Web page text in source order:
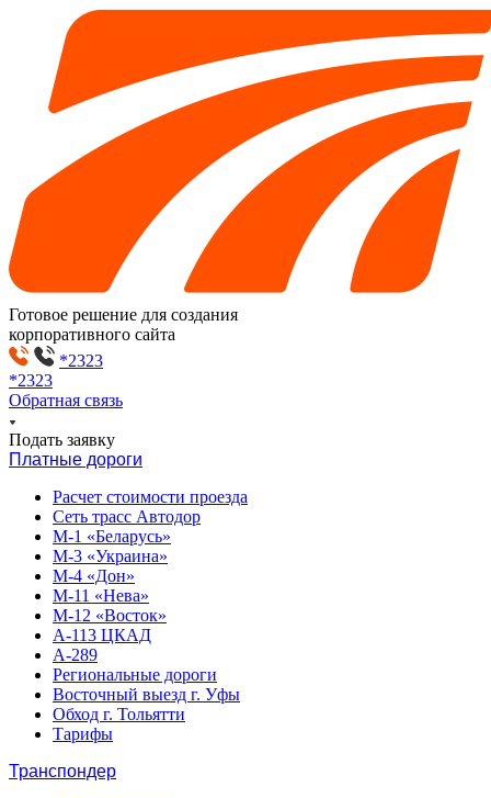
Готовое решение для создания
корпоративного сайта
*2323
*2323
Обратная связь
Подать заявку
Платные дороги
Расчет стоимости проезда
Сеть трасс Автодор
М-1 «Беларусь»
М-3 «Украина»
М-4 «Дон»
М-11 «Нева»
М-12 «Восток»
А-113 ЦКАД
А-289
Региональные дороги
Восточный выезд г. Уфы
Обход г. Тольятти
Тарифы
Транспондер